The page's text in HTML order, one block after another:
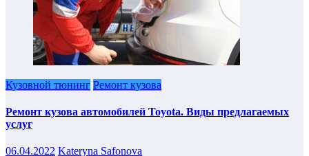
Кузовной тюнинг Ремонт кузова
Ремонт кузова автомобилей Toyota. Виды предлагаемых
услуг
06.04.2022 Kateryna Safonova